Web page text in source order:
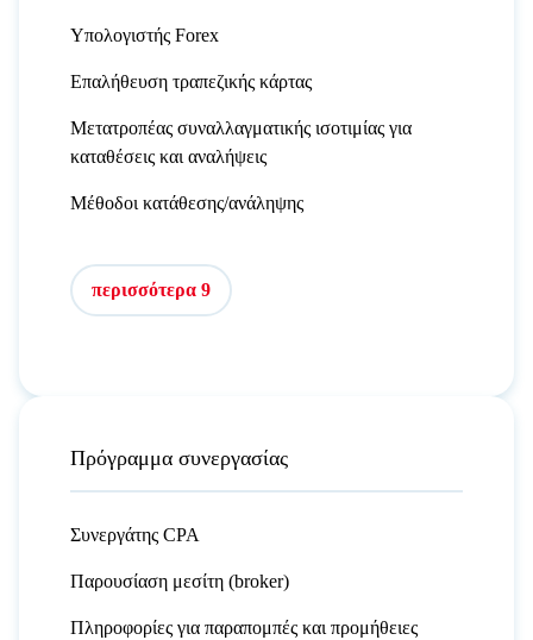
Υπολογιστής Forex
Επαλήθευση τραπεζικής κάρτας
Μετατροπέας συναλλαγματικής ισοτιμίας για
καταθέσεις και αναλήψεις
Μέθοδοι κατάθεσης/ανάληψης
περισσότερα 9
Πρόγραμμα συνεργασίας
Συνεργάτης CPA
Παρουσίαση μεσίτη (broker)
Πληροφορίες για παραπομπές και προμήθειες